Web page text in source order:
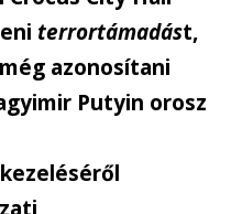
terrortámadást,
azonosítani
Putyin orosz